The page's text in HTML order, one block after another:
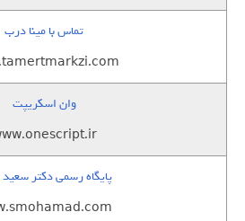
تماس با مینا درب
وان اسکریپت
پایگاه رسمی دکتر